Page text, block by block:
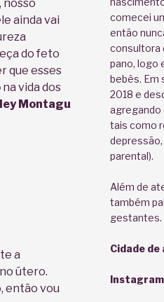
nosso
ainda vai
do feto
que esses
na vida dos
Montagu
a
útero.
então vou
comecei
então
consultora
pano, logo
bebês. Em
2018 e
agregando
tais como
parental).
Além de
também
gestantes.
Cidade de